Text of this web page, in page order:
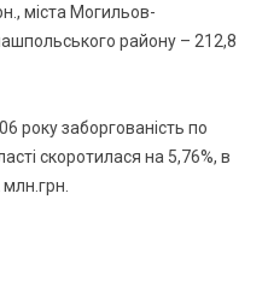
міста Могильов-
району – 212,8
року заборгованість по
скоротилася на 5,76%, в